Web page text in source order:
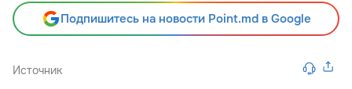
Подпишитесь на новости Point.md в Google
Источник